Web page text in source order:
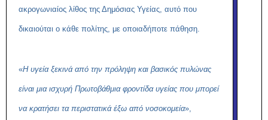
ακρογωνιαίος λίθος της Δημόσιας Υγείας, αυτό που
δικαιούται ο κάθε πολίτης, με οποιαδήποτε πάθηση.
«Η υγεία ξεκινά από την πρόληψη και βασικός πυλώνας
είναι μια ισχυρή Πρωτοβάθμια φροντίδα υγείας που μπορεί
να κρατήσει τα περιστατικά έξω από νοσοκομεία»,